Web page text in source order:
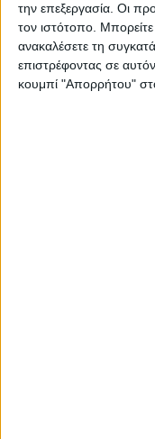
την επεξεργασία. Οι
τον ιστότοπο.
ανακαλέσετε τη
επιστρέφοντας σε
κουμπί "Απορρήτου"